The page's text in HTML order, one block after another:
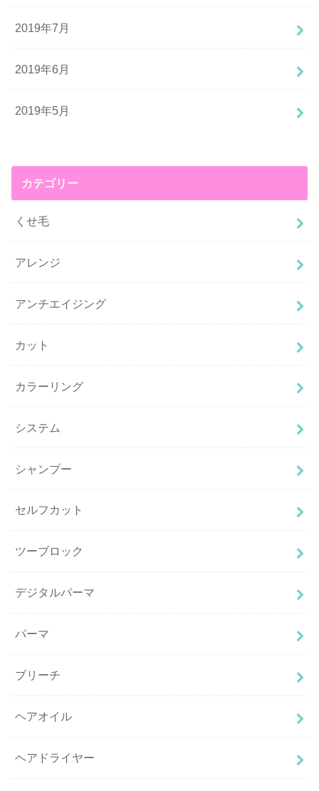
2019年7月
2019年6月
2019年5月
カテゴリー
くせ毛
アレンジ
アンチエイジング
カット
カラーリング
システム
シャンプー
セルフカット
ツーブロック
デジタルパーマ
パーマ
ブリーチ
ヘアオイル
ヘアドライヤー